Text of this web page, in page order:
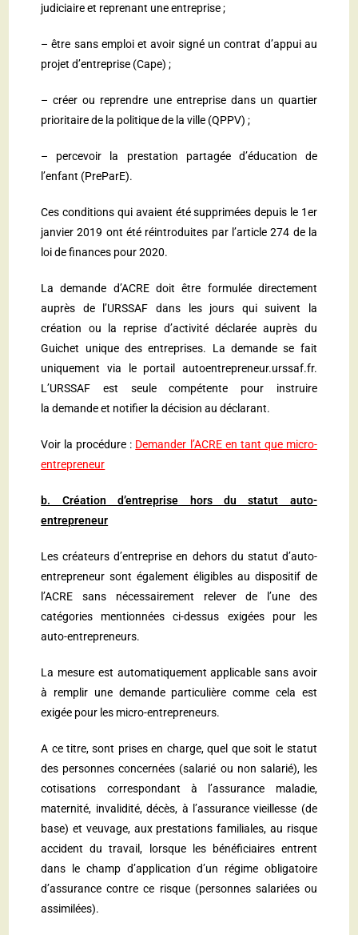
judiciaireet reprenant une entreprise ;
– être sans emploi et avoir signé uncontrat d’appui au
projet d’entreprise (Cape) ;
– créer ou reprendre une entreprise dans un quartier
prioritaire de la politique de la ville (QPPV) ;
– percevoir la prestation partagée d’éducation de
l’enfant (PreParE).
Ces conditions qui avaient été supprimées depuis le 1er
janvier 2019 ont été réintroduites par l’article 274 de la
loi de finances pour 2020.
La demande d’ACRE doit être formulée directement
auprès de l’URSSAF dans les jours qui suivent la
création ou la reprise d’activité déclarée auprès du
Guichet unique des entreprises. La demande se fait
uniquement via le portail autoentrepreneur.urssaf.fr.
L’URSSAF est seule compétente pour instruire
la demande et notifier la décision au déclarant.
Voir la procédure : Demander l’ACRE en tant que micro-
entrepreneur
b. Création d’entreprise hors du statut auto-
entrepreneur
Les créateurs d’entreprise en dehors du statut d’auto-
entrepreneur sont également éligibles au dispositif de
l’ACRE sans nécessairement relever de l’une des
catégories mentionnées ci-dessus exigées pour les
auto-entrepreneurs.
La mesure est automatiquement applicable sans avoir
à remplir une demande particulière comme cela est
exigée pour les micro-entrepreneurs.
A ce titre, sont prises en charge, quel que soit le statut
des personnes concernées (salarié ou non salarié), les
cotisations correspondant à l’assurance maladie,
maternité, invalidité, décès, à l’assurance vieillesse (de
base) et veuvage, aux prestations familiales, au risque
accident du travail, lorsque les bénéficiaires entrent
dans le champ d’application d’un régime obligatoire
d’assurance contre ce risque (personnes salariées ou
assimilées).